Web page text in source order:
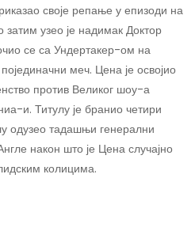
своје репање у епизоди на
узео је надимак Доктор
се са Ундертакер-ом на
меч. Цена је освојио
против Великог шоу-а
и. Титулу је бранио четири
одузео тадашњи генерални
након што је Цена случајно
колицима.